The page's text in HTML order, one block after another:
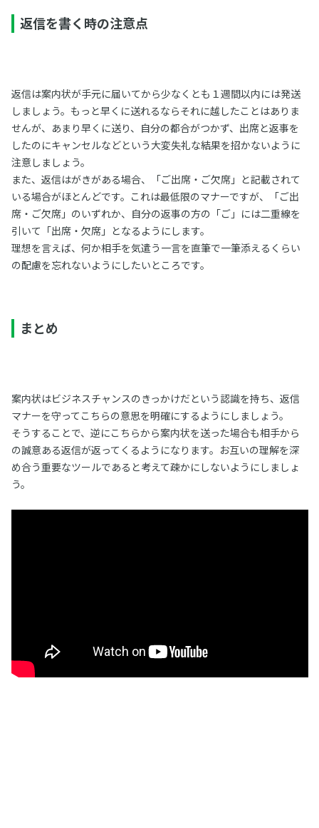
返信を書く時の注意点
返信は案内状が手元に届いてから少なくとも１週間以内には発送
しましょう。もっと早くに送れるならそれに越したことはありま
せんが、あまり早くに送り、自分の都合がつかず、出席と返事を
したのにキャンセルなどという大変失礼な結果を招かないように
注意しましょう。
また、返信はがきがある場合、「ご出席・ご欠席」と記載されて
いる場合がほとんどです。これは最低限のマナーですが、「ご出
席・ご欠席」のいずれか、自分の返事の方の「ご」には二重線を
引いて「出席・欠席」となるようにします。
理想を言えば、何か相手を気遣う一言を直筆で一筆添えるくらい
の配慮を忘れないようにしたいところです。
まとめ
案内状はビジネスチャンスのきっかけだという認識を持ち、返信
マナーを守ってこちらの意思を明確にするようにしましょう。
そうすることで、逆にこちらから案内状を送った場合も相手から
の誠意ある返信が返ってくるようになります。お互いの理解を深
め合う重要なツールであると考えて疎かにしないようにしましょ
う。